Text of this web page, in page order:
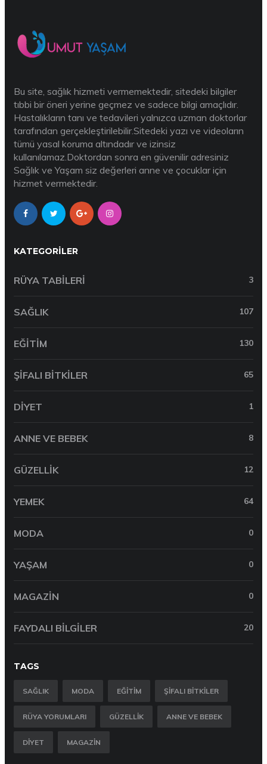
Bu site, sağlık hizmeti vermemektedir, sitedeki bilgiler
tıbbi bir öneri yerine geçmez ve sadece bilgi amaçlıdır.
Hastalıkların tanı ve tedavileri yalnızca uzman doktorlar
tarafından gerçekleştirilebilir.Sitedeki yazı ve videoların
tümü yasal koruma altındadır ve izinsiz
kullanılamaz.Doktordan sonra en güvenilir adresiniz
Sağlık ve Yaşam siz değerleri anne ve çocuklar için
hizmet vermektedir.
KATEGORILER
RÜYA TABILERI 3
SAĞLIK 107
EĞITIM 130
ŞIFALI BITKILER 65
DIYET 1
ANNE VE BEBEK 8
GÜZELLIK 12
YEMEK 64
MODA 0
YAŞAM 0
MAGAZIN 0
FAYDALI BILGILER 20
TAGS
SAĞLIK MODA EĞITIM ŞIFALI BITKILER
RÜYA YORUMLARI GÜZELLIK ANNE VE BEBEK
DIYET MAGAZIN